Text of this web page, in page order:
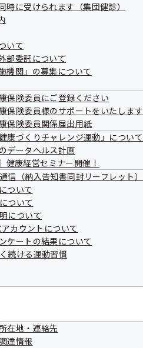
の
ュ
ー
ー
に受けられます（集団健診）
いて
部委託について
機関」の募集について
保険委員にご登録ください
保険委員様のサポートをいたします
保険委員関係届出用紙
康づくりチャレンジ運動」について
データヘルス計画
健康経営セミナー開催！
信（納入告知書同封リーフレット）
ついて
ついて
について
カウントについて
ケートの結果について
続ける運動習慣
在地・連絡先
達情報
いる健診機関（以下「委託
受診者の健診結果を誤って受
へ送付したもの。
の勤務先の聞き取りを怠った
業所から連絡を受けて判明。
診者が以前勤務していた事業所